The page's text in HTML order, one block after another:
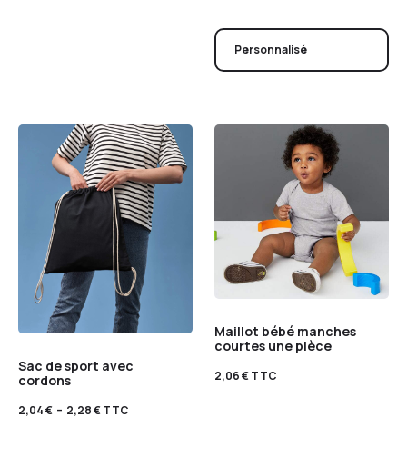
Personnalisé
Sac de sport avec
cordons
2,04€ – 2,28€TTC
Maillot bébé manches
courtes une pièce
2,06€TTC